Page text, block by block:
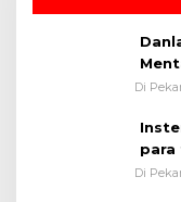
Di
para
Di